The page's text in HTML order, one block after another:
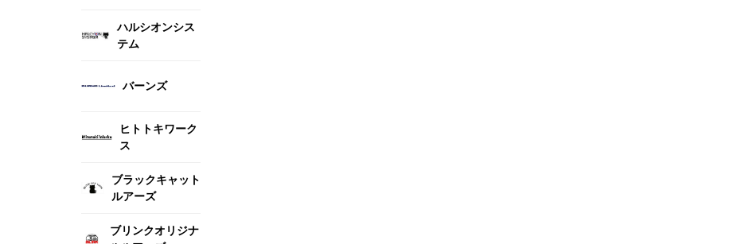
ハルシオンシス
テム
バーンズ
ヒトトキワーク
ス
ブラックキャット
ルアーズ
ブリンクオリジナ